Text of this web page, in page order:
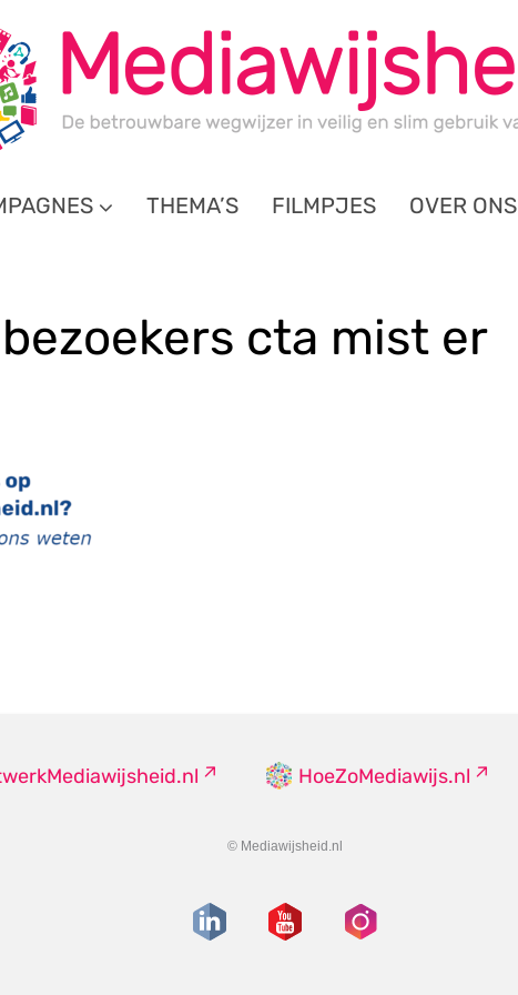
THEMA’S FILMPJES OVER ONS
cta mist er
HoeZoMediawijs.nl
© Mediawijsheid.nl